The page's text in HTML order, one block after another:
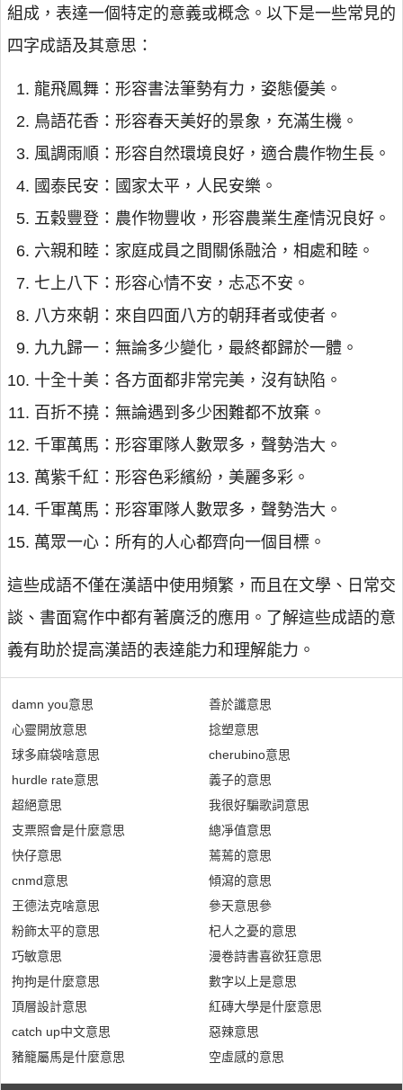
組成，表達一個特定的意義或概念。以下是一些常見的
四字成語及其意思：
龍飛鳳舞：形容書法筆勢有力，姿態優美。
鳥語花香：形容春天美好的景象，充滿生機。
風調雨順：形容自然環境良好，適合農作物生長。
國泰民安：國家太平，人民安樂。
五穀豐登：農作物豐收，形容農業生產情況良好。
六親和睦：家庭成員之間關係融洽，相處和睦。
七上八下：形容心情不安，忐忑不安。
八方來朝：來自四面八方的朝拜者或使者。
九九歸一：無論多少變化，最終都歸於一體。
十全十美：各方面都非常完美，沒有缺陷。
百折不撓：無論遇到多少困難都不放棄。
千軍萬馬：形容軍隊人數眾多，聲勢浩大。
萬紫千紅：形容色彩繽紛，美麗多彩。
千軍萬馬：形容軍隊人數眾多，聲勢浩大。
萬眾一心：所有的人心都齊向一個目標。
這些成語不僅在漢語中使用頻繁，而且在文學、日常交
談、書面寫作中都有著廣泛的應用。了解這些成語的意
義有助於提高漢語的表達能力和理解能力。
damn you意思
心靈開放意思
球多麻袋啥意思
hurdle rate意思
超絕意思
支票照會是什麼意思
快仔意思
cnmd意思
王德法克啥意思
粉飾太平的意思
巧敏意思
拘拘是什麼意思
頂層設計意思
catch up中文意思
豬籠屬馬是什麼意思
善於讖意思
捻塑意思
cherubino意思
義子的意思
我很好騙歌詞意思
總凈值意思
蔫蔫的意思
傾瀉的意思
參天意思參
杞人之憂的意思
漫卷詩書喜欲狂意思
數字以上是意思
紅磚大學是什麼意思
惡辣意思
空虛感的意思